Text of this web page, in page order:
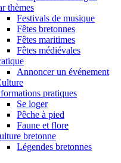
thèmes
Festivals de musique
Fêtes bretonnes
Fêtes maritimes
Fêtes médiévales
Annoncer un événement
pratiques
Se loger
Pêche à pied
Faune et flore
bretonne
Légendes bretonnes